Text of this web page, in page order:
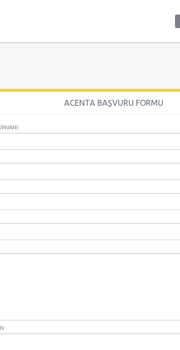
ACENTA BAŞVURU FORMU